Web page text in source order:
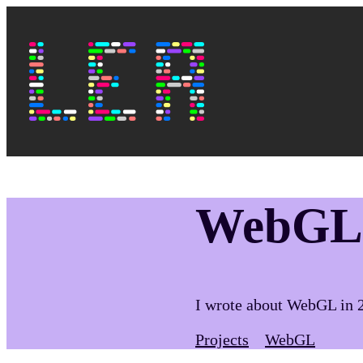
WebGL
I wrote about WebGL in
Projects
WebGL